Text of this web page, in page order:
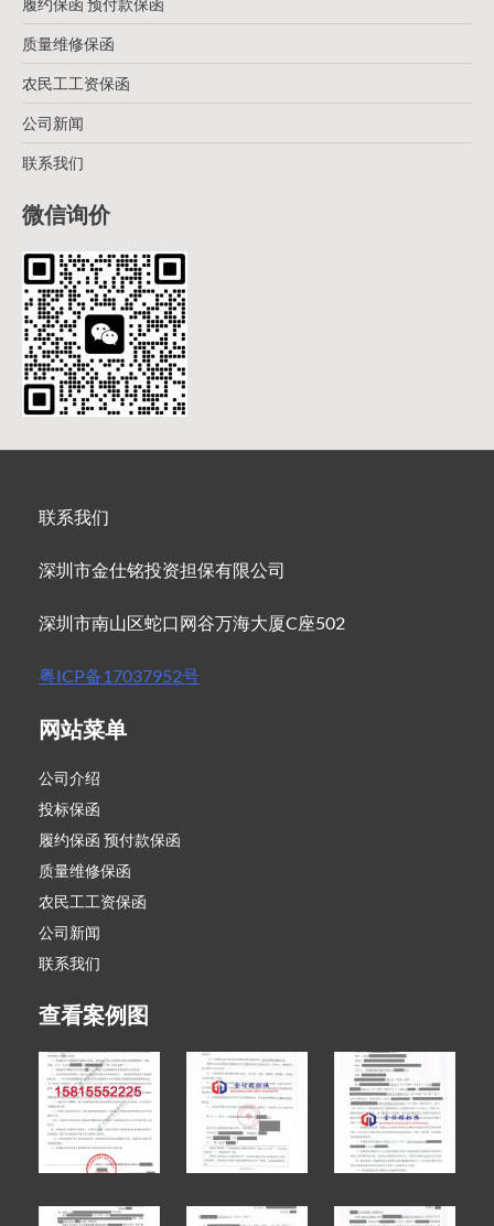
履约保函 预付款保函
质量维修保函
农民工工资保函
公司新闻
联系我们
微信询价
联系我们
深圳市金仕铭投资担保有限公司
深圳市南山区蛇口网谷万海大厦C座502
粤ICP备17037952号
网站菜单
公司介绍
投标保函
履约保函 预付款保函
质量维修保函
农民工工资保函
公司新闻
联系我们
查看案例图